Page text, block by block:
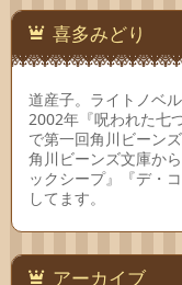
喜多みどり
道産子。ライトノベル
2002年『呪われた七
で第一回角川ビーン
角川ビーンズ文庫か
ックシープ』『デ・
してます。
アーカイブ